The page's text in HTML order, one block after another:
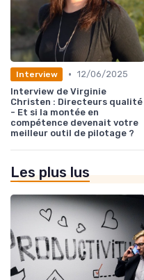
Interview • 12/06/2025
Interview de Virginie
Christen : Directeurs qualité
- Et si la montée en
compétence devenait votre
meilleur outil de pilotage ?
Les plus lus